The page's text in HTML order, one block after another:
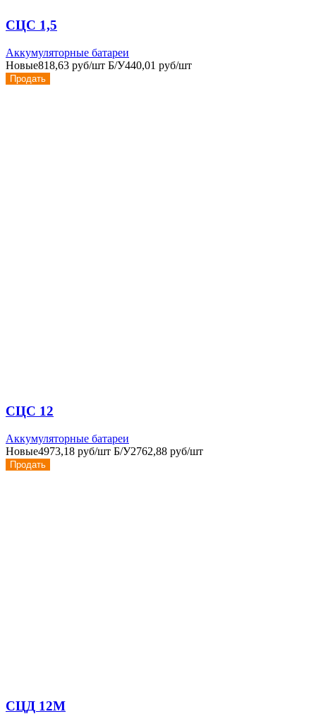
СЦС 1,5
Аккумуляторные батареи
Новые818,63 руб/шт Б/У440,01 руб/шт
Продать
СЦС 12
Аккумуляторные батареи
Новые4973,18 руб/шт Б/У2762,88 руб/шт
Продать
СЦД 12М